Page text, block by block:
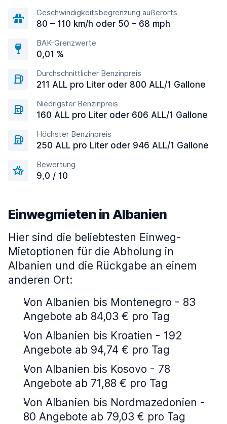
Geschwindigkeitsbegrenzung außerorts
80 – 110 km/h oder 50 – 68 mph
BAK-Grenzwerte
0,01 %
Durchschnittlicher Benzinpreis
211 ALL pro Liter oder 800 ALL/1 Gallone
Niedrigster Benzinpreis
160 ALL pro Liter oder 606 ALL/1 Gallone
Höchster Benzinpreis
250 ALL pro Liter oder 946 ALL/1 Gallone
Bewertung
9,0 / 10
Einwegmieten in Albanien
Hier sind die beliebtesten Einweg-
Mietoptionen für die Abholung in
Albanien und die Rückgabe an einem
anderen Ort:
Von Albanien bis Montenegro - 83
Angebote ab 84,03 € pro Tag
Von Albanien bis Kroatien - 192
Angebote ab 94,74 € pro Tag
Von Albanien bis Kosovo - 78
Angebote ab 71,88 € pro Tag
Von Albanien bis Nordmazedonien -
80 Angebote ab 79,03 € pro Tag